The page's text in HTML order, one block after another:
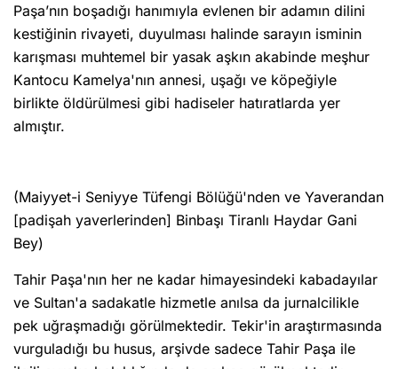
Paşa’nın boşadığı hanımıyla evlenen bir adamın dilini
kestiğinin rivayeti, duyulması halinde sarayın isminin
karışması muhtemel bir yasak aşkın akabinde meşhur
Kantocu Kamelya'nın annesi, uşağı ve köpeğiyle
birlikte öldürülmesi gibi hadiseler hatıratlarda yer
almıştır.
(Maiyyet-i Seniyye Tüfengi Bölüğü'nden ve Yaverandan
[padişah yaverlerinden] Binbaşı Tiranlı Haydar Gani
Bey)
Tahir Paşa'nın her ne kadar himayesindeki kabadayılar
ve Sultan'a sadakatle hizmetle anılsa da jurnalcilikle
pek uğraşmadığı görülmektedir. Tekir'in araştırmasında
vurguladığı bu husus, arşivde sadece Tahir Paşa ile